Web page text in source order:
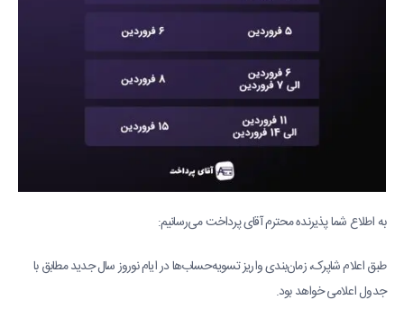
به اطلاع شما پذیرنده محترم آقای پرداخت می‌رسانیم:
طبق اعلام شاپرک، زمان‌بندی واریز تسویه‌حساب‌‌ها در ایام نوروز سال جدید مطابق با
جدول اعلامی خواهد بود.